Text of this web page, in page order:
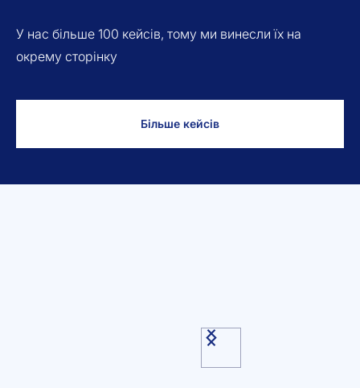
У нас більше 100 кейсів, тому ми винесли їх на
окрему сторінку
Більше кейсів